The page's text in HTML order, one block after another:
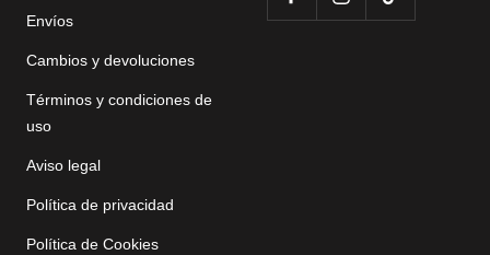
Envíos
Cambios y devoluciones
Términos y condiciones de
uso
Aviso legal
Política de privacidad
Política de Cookies